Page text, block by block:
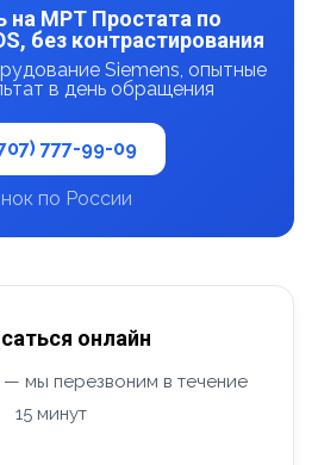
на МРТ Простата по
без контрастирования
Siemens, опытные
в день обращения
777-99-09
по России
онлайн
— мы перезвоним в течение
15 минут